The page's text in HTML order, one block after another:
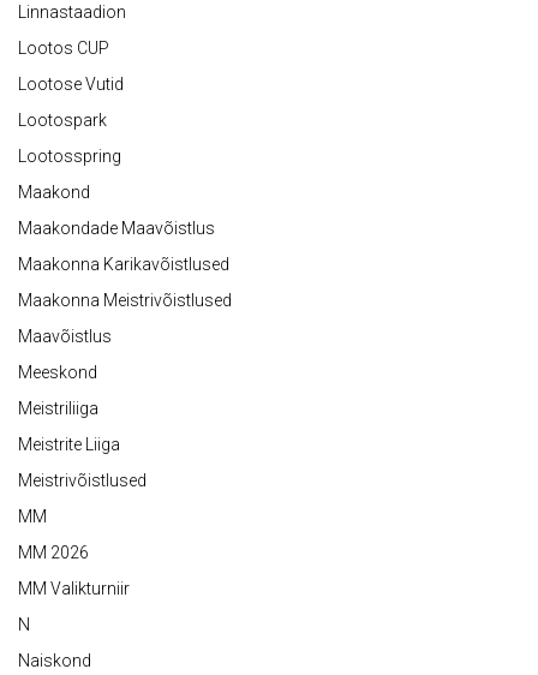
Linnastaadion
Lootos CUP
Lootose Vutid
Lootospark
Lootosspring
Maakond
Maakondade Maavõistlus
Maakonna Karikavõistlused
Maakonna Meistrivõistlused
Maavõistlus
Meeskond
Meistriliiga
Meistrite Liiga
Meistrivõistlused
MM
MM 2026
MM Valikturniir
N
Naiskond